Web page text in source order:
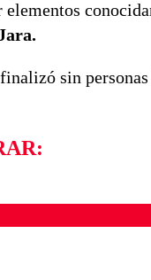
sin